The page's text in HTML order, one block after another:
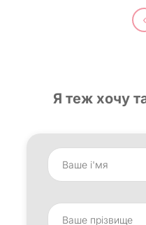
‹
Я теж хочу